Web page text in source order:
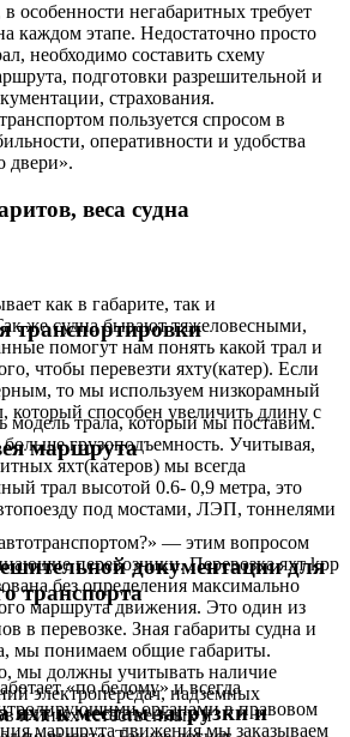
особенности негабаритных требует
каждом этапе. Недостаточно просто
необходимо составить схему
подготовки разрешительной и
страхования.
пользуется спросом в
оперативности и удобства
двери».
веса судна
как в габарите, так и
же судна бывают тяжеловесными,
помогут нам понять какой трал и
чтобы перевезти яхту(катер). Если
то мы используем низкорамный
который способен увеличить длину с
транспортировки
модель трала, который мы поставим.
грузоподъемность. Учитывая,
яхт(катеров) мы всегда
трал высотой 0.6- 0,9 метра, это
под мостами, ЛЭП, тоннелями
маршрута
— этим вопросом
перевозчики. Перевозка яхт kpp
без определения максимально
маршрута движения. Это один из
в перевозке. Зная габариты судна и
мы понимаем общие габариты.
мы должны учитывать наличие
электропередач, надземных
и иных естественных и
документации для
транспорта
«по белому» и всегда
органами в правовом
маршрута движения мы заказываем
яхт к местам загрузки и